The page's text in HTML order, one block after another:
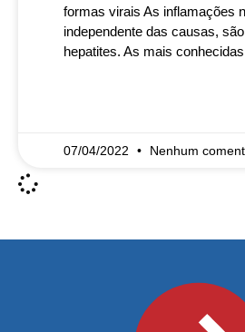
formas virais As inflamações
independente das causas,
hepatites. As mais
07/04/2022 Nenhum